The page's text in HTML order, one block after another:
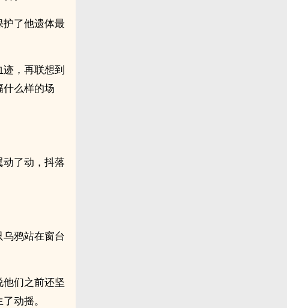
了他遗体最
，再联想到
么样的场
了动，抖落
鸦站在窗台
们之前还坚
动摇。